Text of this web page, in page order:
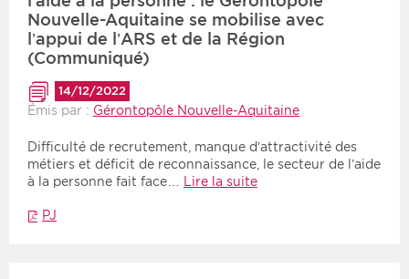
Nouvelle-Aquitaine se mobilise avec
l’appui de l’ARS et de la Région
(Communiqué)
14/12/2022
Émis par : Gérontopôle Nouvelle-Aquitaine
Difficulté de recrutement, manque d’attractivité des
métiers et déficit de reconnaissance, le secteur de l’aide
à la personne fait face…
Lire la suite
PJ